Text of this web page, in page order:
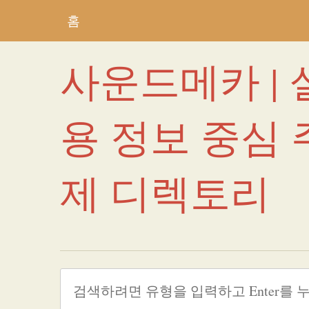
홈
사운드메카 |
용 정보 중심
제 디렉토리